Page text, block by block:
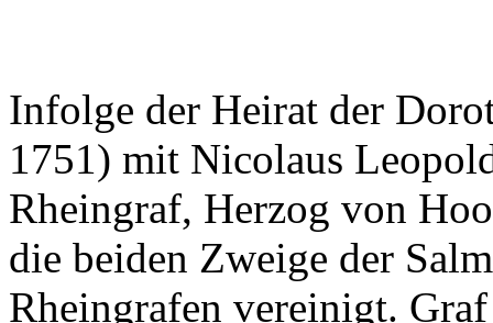
Infolge der Heirat der
1751) mit Nicolaus
Rheingraf, Herzog von
die beiden Zweige der
Rheingrafen vereinigt.